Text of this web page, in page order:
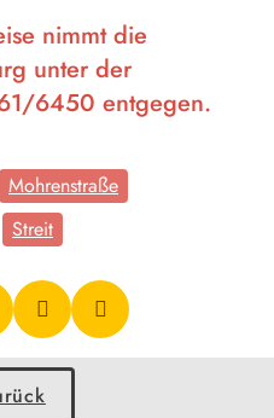
nimmt die
unter der
6450 entgegen.
Mohrenstraße
Streit